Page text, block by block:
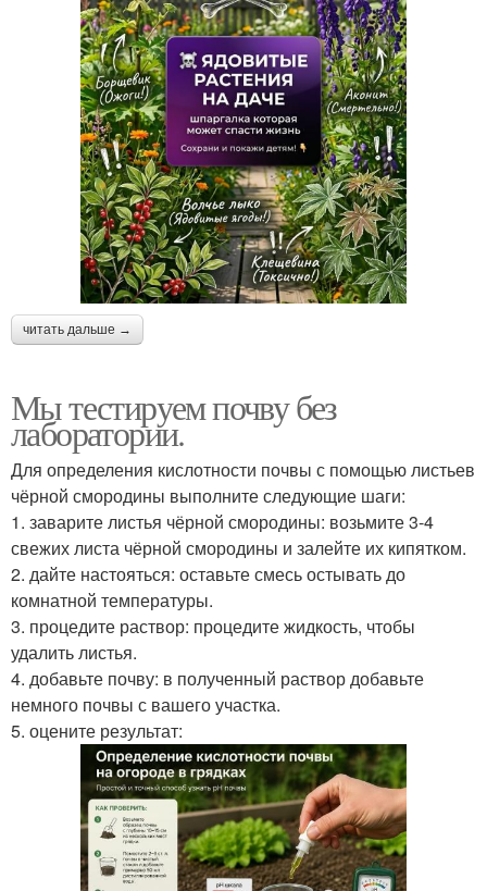
читать дальше →
Мы тестируем почву без
лаборатории.
Для определения кислотности почвы с помощью листьев
чёрной смородины выполните следующие шаги:
1. заварите листья чёрной смородины: возьмите 3-4
свежих листа чёрной смородины и залейте их кипятком.
2. дайте настояться: оставьте смесь остывать до
комнатной температуры.
3. процедите раствор: процедите жидкость, чтобы
удалить листья.
4. добавьте почву: в полученный раствор добавьте
немного почвы с вашего участка.
5. оцените результат: